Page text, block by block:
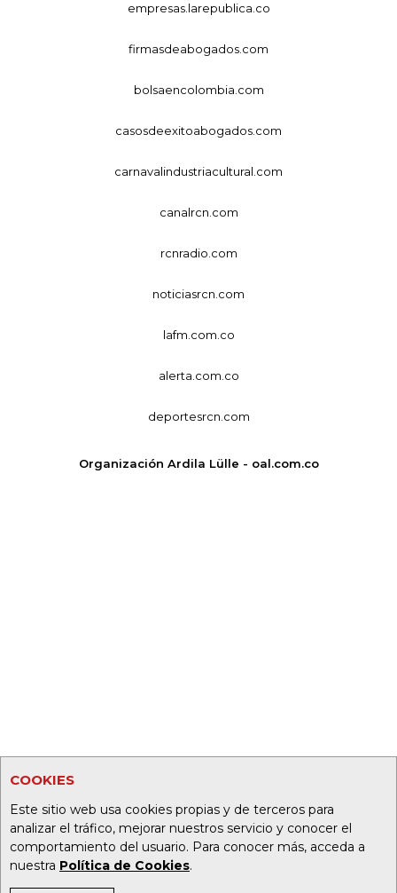
COOKIES
Este sitio web usa cookies propias y de terceros para
analizar el tráfico, mejorar nuestros servicio y conocer el
comportamiento del usuario. Para conocer más, acceda a
nuestra Política de Cookies.
empresas.larepublica.co
firmasdeabogados.com
bolsaencolombia.com
casosdeexitoabogados.com
carnavalindustriacultural.com
canalrcn.com
rcnradio.com
noticiasrcn.com
lafm.com.co
alerta.com.co
deportesrcn.com
Organización Ardila Lülle - oal.com.co